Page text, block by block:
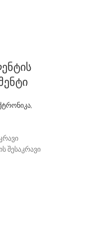
,
შესაკრავი